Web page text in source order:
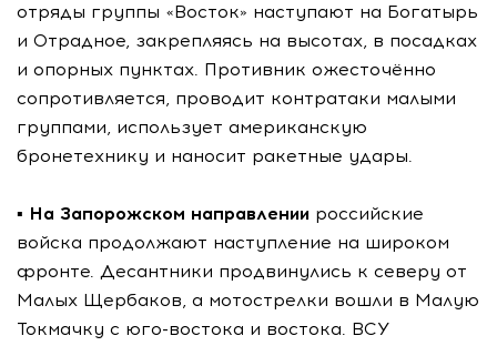
отряды группы «Восток» наступают на Богатырь
и Отрадное, закрепляясь на высотах, в посадках
и опорных пунктах. Противник ожесточённо
сопротивляется, проводит контратаки малыми
группами, использует американскую
бронетехнику и наносит ракетные удары.
▪️ На Запорожском направлении российские
войска продолжают наступление на широком
фронте. Десантники продвинулись к северу от
Малых Щербаков, а мотострелки вошли в Малую
Токмачку с юго-востока и востока. ВСУ